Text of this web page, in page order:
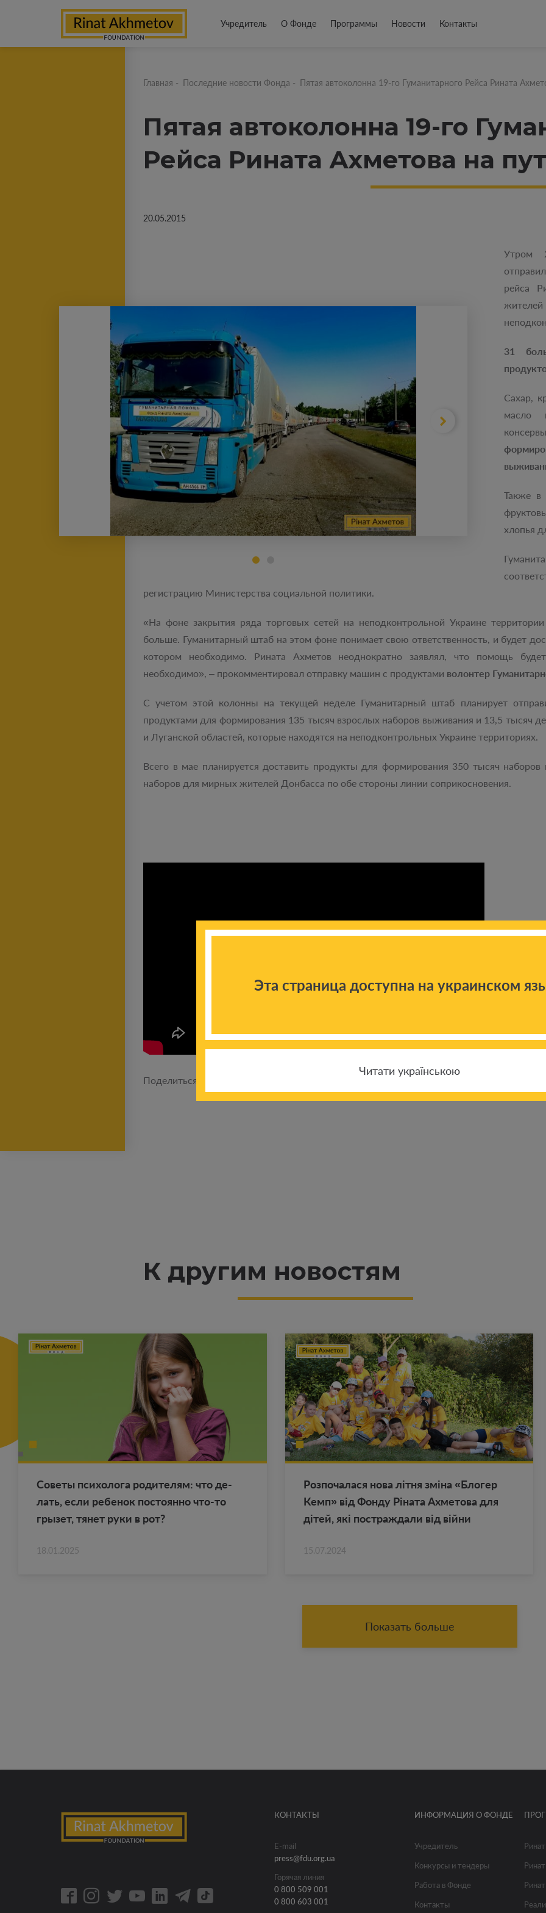
Учредитель О Фонде Программы Новости Контакты
Главная - Последние новости Фонда - Пятая автоколонна 19-го Гуманитарного Рейса Рината
Пятая автоколонна 19-го
Рейса Рината Ахметова на
20.05.2015
Утром
рейса
31
Сахар,
масло
Также в
хлопья
регистрацию Министерства социальной политики.
«На фоне закрытия ряда торговых сетей на неподконтрольной Украине
больше. Гуманитарный штаб на этом фоне понимает свою ответственность, и будет
котором необходимо. Рината Ахметов неоднократно заявлял, что помощь
необходимо», – прокомментировал отправку машин с продуктами волонтер
С учетом этой колонны на текущей неделе Гуманитарный штаб планирует
продуктами для формирования 135 тысяч взрослых наборов выживания и 13,5 тысяч
и Луганской областей, которые находятся на неподконтрольных Украине территориях.
Всего в мае планируется доставить продукты для формирования 350 тысяч
наборов для мирных жителей Донбасса по обе стороны линии соприкосновения.
Поделиться новостью:
К другим новостям
Со­ве­ты пси­хо­ло­га ро­ди­те­лям: что де­
лать, если ре­бе­нок по­сто­ян­но что-то
гры­зет, тянет руки в рот?
18.01.2025
Роз­по­ча­ла­ся нова літня зміна «Бло­гер
Кемп» від Фонду Ріната Ах­ме­то­ва для
дітей, які по­ст­раж­да­ли від війни
15.07.2024
Показать больше
КОНТАКТЫ
E-mail
press@fdu.org.ua
Горячая линия
0 800 509 001
0 800 603 001
ИНФОРМАЦИЯ О ФОНДЕ
Учредитель
Конкурсы и тендеры
Работа в Фонде
Контакты
Эта страница доступна на украинском
Читати українською